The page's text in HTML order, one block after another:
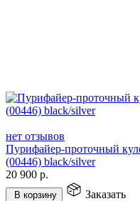
нет отзывов
Пурифайер-проточный
(00446) black/silver
20 900 р.
В корзину Заказать